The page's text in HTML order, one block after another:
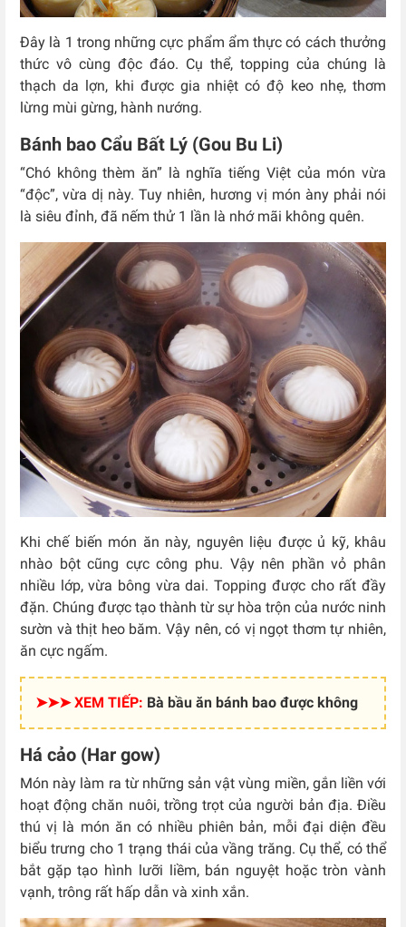
Đây là 1 trong những cực phẩm ẩm thực có cách thưởng
thức vô cùng độc đáo. Cụ thể, topping của chúng là
thạch da lợn, khi được gia nhiệt có độ keo nhẹ, thơm
lừng mùi gừng, hành nướng.
Bánh bao Cẩu Bất Lý (Gou Bu Li)
“Chó không thèm ăn” là nghĩa tiếng Việt của món vừa
“độc”, vừa dị này. Tuy nhiên, hương vị món àny phải nói
là siêu đỉnh, đã nếm thử 1 lần là nhớ mãi không quên.
Khi chế biến món ăn này, nguyên liệu được ủ kỹ, khâu
nhào bột cũng cực công phu. Vậy nên phần vỏ phân
nhiều lớp, vừa bông vừa dai. Topping được cho rất đầy
đặn. Chúng được tạo thành từ sự hòa trộn của nước ninh
sườn và thịt heo băm. Vậy nên, có vị ngọt thơm tự nhiên,
ăn cực ngấm.
➤➤➤ XEM TIẾP: Bà bầu ăn bánh bao được không
Há cảo (Har gow)
Món này làm ra từ những sản vật vùng miền, gắn liền với
hoạt động chăn nuôi, trồng trọt của người bản địa. Điều
thú vị là món ăn có nhiều phiên bản, mỗi đại diện đều
biểu trưng cho 1 trạng thái của vầng trăng. Cụ thể, có thể
bắt gặp tạo hình lưỡi liềm, bán nguyệt hoặc tròn vành
vạnh, trông rất hấp dẫn và xinh xắn.